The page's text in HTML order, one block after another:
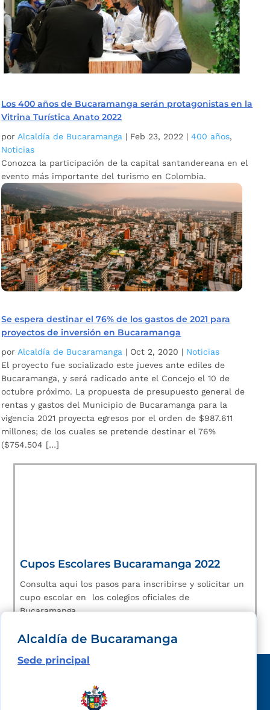
Los 400 años de Bucaramanga serán protagonistas en la
Vitrina Turística Anato 2022
por Alcaldía de Bucaramanga | Feb 23, 2022 |400 años,
Noticias
Conozca la participación de la capital santandereana en el
evento más importante del turismo en Colombia.
Se espera destinar el 76% de los gastos de 2021 para
proyectos de inversión en Bucaramanga
por Alcaldía de Bucaramanga | Oct 2, 2020 | Noticias
El proyecto fue socializado este jueves ante ediles de
Bucaramanga, y será radicado ante el Concejo el 10 de
octubre próximo. La propuesta de presupuesto general de
rentas y gastos del Municipio de Bucaramanga para la
vigencia 2021 proyecta egresos por el orden de $987.611
millones; de los cuales se pretende destinar el 76%
($754.504 […]
Cupos Escolares Bucaramanga 2022
Consulta aqui los pasos para inscribirse y solicitar un
cupo escolar en los colegios oficiales de
Bucaramanga.
Alcaldía de Bucaramanga
Sede principal